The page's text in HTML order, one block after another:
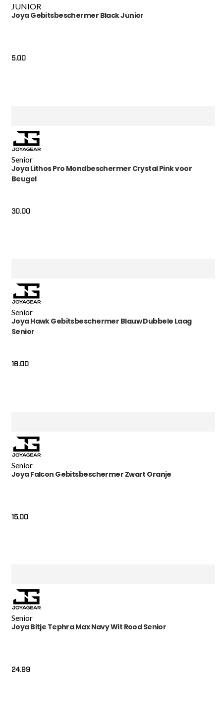
JUNIOR
Joya Gebitsbeschermer Black Junior
5.00
Senior
Joya Lithos Pro Mondbeschermer Crystal Pink voor
Beugel
30.00
Senior
Joya Hawk Gebitsbeschermer Blauw Dubbele Laag
Senior
16.00
Senior
Joya Falcon Gebitsbeschermer Zwart Oranje
15.00
Senior
Joya Bitje Tephra Max Navy Wit Rood Senior
24.99